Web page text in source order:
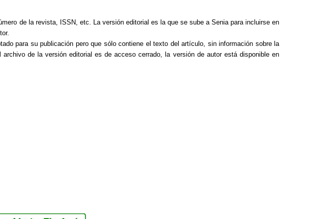
de la revista, ISSN, etc. La versión editorial es la que se sube a Senia para incluirse en
para su publicación pero que sólo contiene el texto del artículo, sin información sobre la
de la versión editorial es de acceso cerrado, la versión de autor está disponible en